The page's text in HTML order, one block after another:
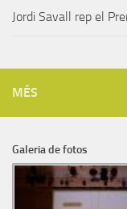
Jordi Savall rep el
MÉS
Galeria de fotos